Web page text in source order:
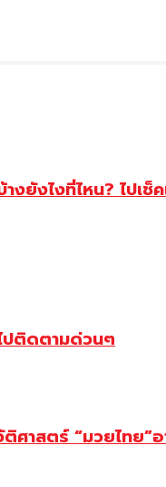
งยังไงที่ไหน? ไปเช็
ปติดตามด่วนๆ
ศาสตร์ “มวยไทย”